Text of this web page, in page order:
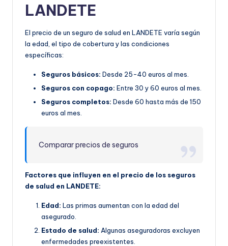
LANDETE
El precio de un seguro de salud en LANDETE varía según
la edad, el tipo de cobertura y las condiciones
específicas:
Seguros básicos: Desde 25-40 euros al mes.
Seguros con copago: Entre 30 y 60 euros al mes.
Seguros completos: Desde 60 hasta más de 150
euros al mes.
Comparar precios de seguros
Factores que influyen en el precio de los seguros
de salud en LANDETE:
Edad: Las primas aumentan con la edad del
asegurado.
Estado de salud: Algunas aseguradoras excluyen
enfermedades preexistentes.